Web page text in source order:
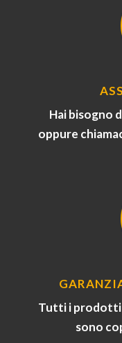
Hai bisogno
oppure
Tutti i prodotti
sono